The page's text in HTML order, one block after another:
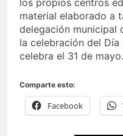
los propios centros
material elaborado a
delegación municipal
la celebración del Día
celebra el 31 de mayo.
Comparte esto:
Facebook